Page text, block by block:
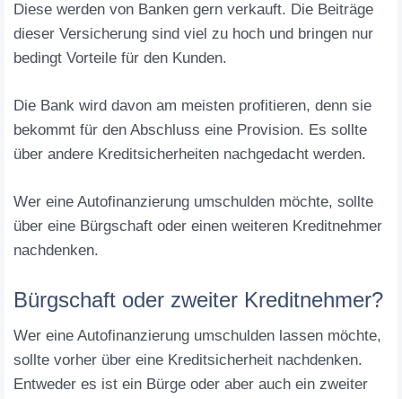
Diese werden von Banken gern verkauft. Die Beiträge
dieser Versicherung sind viel zu hoch und bringen nur
bedingt Vorteile für den Kunden.
Die Bank wird davon am meisten profitieren, denn sie
bekommt für den Abschluss eine Provision. Es sollte
über andere Kreditsicherheiten nachgedacht werden.
Wer eine Autofinanzierung umschulden möchte, sollte
über eine Bürgschaft oder einen weiteren Kreditnehmer
nachdenken.
Bürgschaft oder zweiter Kreditnehmer?
Wer eine Autofinanzierung umschulden lassen möchte,
sollte vorher über eine Kreditsicherheit nachdenken.
Entweder es ist ein Bürge oder aber auch ein zweiter